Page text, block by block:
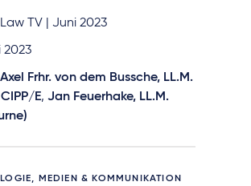
Law TV | Juni 2023
2023
Axel Frhr. von dem Bussche, LL.M.
E, Jan Feuerhake, LL.M.
MEDIEN & KOMMUNIKATION